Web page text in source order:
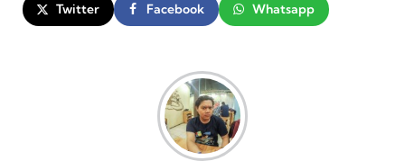
Twitter Facebook Whatsapp